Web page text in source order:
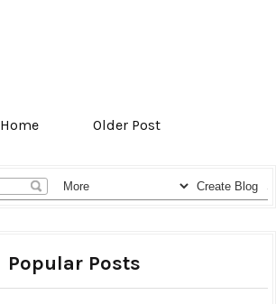
Home Older Post
Popular Posts